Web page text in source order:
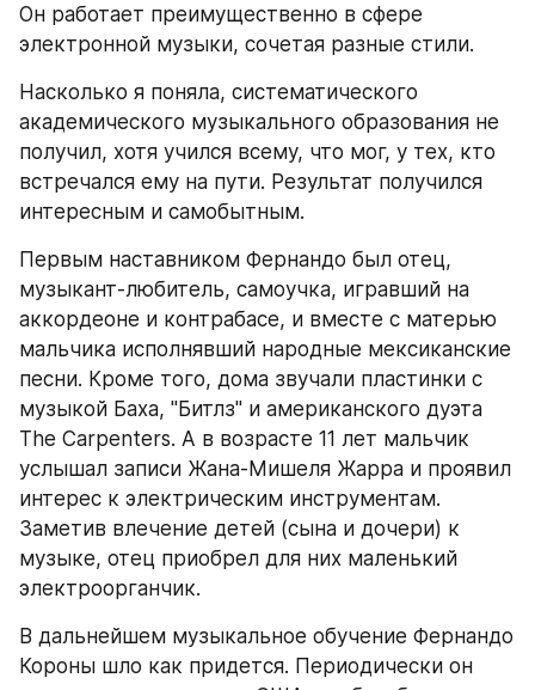
Он работает преимущественно в сфере
электронной музыки, сочетая разные стили.
Насколько я поняла, систематического
академического музыкального образования не
получил, хотя учился всему, что мог, у тех, кто
встречался ему на пути. Результат получился
интересным и самобытным.
Первым наставником Фернандо был отец,
музыкант-любитель, самоучка, игравший на
аккордеоне и контрабасе, и вместе с матерью
мальчика исполнявший народные мексиканские
песни. Кроме того, дома звучали пластинки с
музыкой Баха, "Битлз" и американского дуэта
The Carpenters. А в возрасте 11 лет мальчик
услышал записи Жана-Мишеля Жарра и проявил
интерес к электрическим инструментам.
Заметив влечение детей (сына и дочери) к
музыке, отец приобрел для них маленький
электроорганчик.
В дальнейшем музыкальное обучение Фернандо
Короны шло как придется. Периодически он